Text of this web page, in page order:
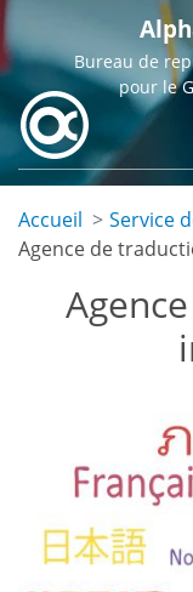
Skip
to
main
content
Bureau de
pour le
Accueil
Service
Agence de